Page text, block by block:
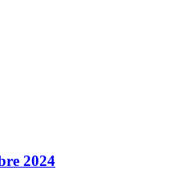
2024